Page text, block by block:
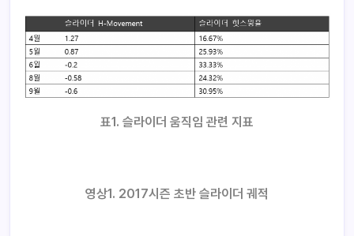
표1. 슬라이더 움직임 관련 지표
영상1. 2017시즌 초반 슬라이더 궤적